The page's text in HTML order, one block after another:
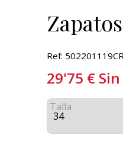
Ref:
29'75 €
Talla